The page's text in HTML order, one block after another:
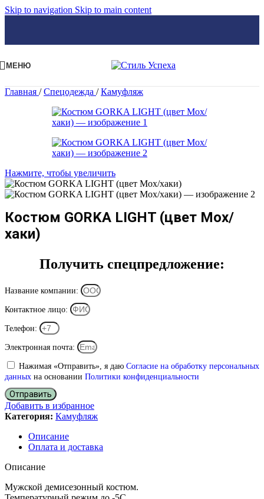
Skip to navigation Skip to main content
МЕНЮ
Главная / Спецодежда / Камуфляж
Нажмите, чтобы увеличить
Костюм GORKA LIGHT (цвет Мох/
хаки)
Получить спецпредложение:
Название компании:
Контактное лицо:
Телефон:
Электронная почта:
Нажимая «Отправить», я даю Согласие на обработку персональных
данных на основании Политики конфиденциальности
Отправить
Добавить в избранное
Категория: Камуфляж
Описание
Оплата и доставка
Описание
Мужской демисезонный костюм.